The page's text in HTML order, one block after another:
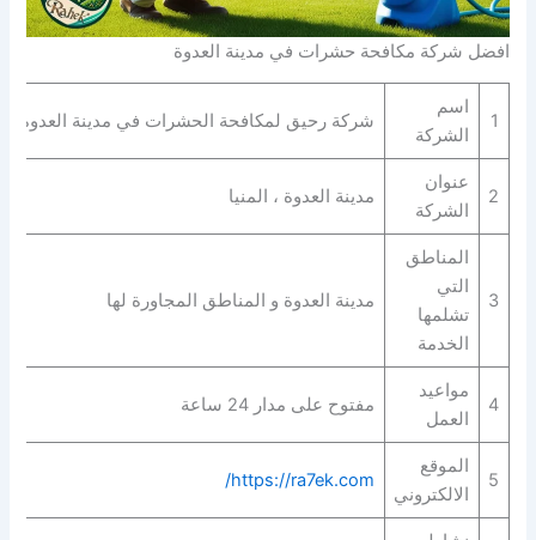
افضل شركة مكافحة حشرات في مدينة العدوة
1
اسم
الشركة
شركة رحيق لمكافحة الحشرات في مدينة العدوة
2
عنوان
الشركة
مدينة العدوة ، المنيا
3
المناطق
التي
تشلمها
الخدمة
مدينة العدوة و المناطق المجاورة لها
4
مواعيد
العمل
مفتوح على مدار 24 ساعة
5
الموقع
الالكتروني
https://ra7ek.com/